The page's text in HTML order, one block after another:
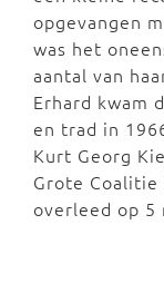
opgevangen
was het
aantal van
Erhard kwam
en trad in
Kurt Georg
Grote Coalitie
overleed op 5